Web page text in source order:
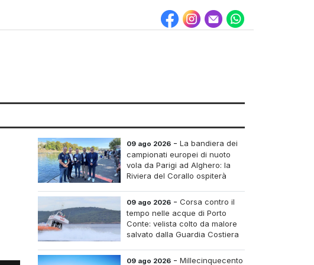
09 ago 2026 - La bandiera dei
campionati europei di nuoto
vola da Parigi ad Alghero: la
Riviera del Corallo ospiterà
09 ago 2026 - Corsa contro il
tempo nelle acque di Porto
Conte: velista colto da malore
salvato dalla Guardia Costiera
09 ago 2026 - Millecinquecento